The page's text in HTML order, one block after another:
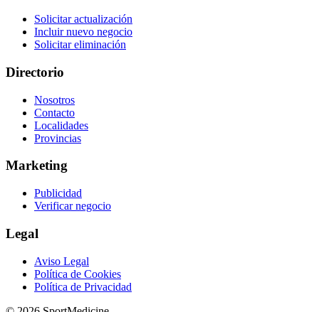
Solicitar actualización
Incluir nuevo negocio
Solicitar eliminación
Directorio
Nosotros
Contacto
Localidades
Provincias
Marketing
Publicidad
Verificar negocio
Legal
Aviso Legal
Política de Cookies
Política de Privacidad